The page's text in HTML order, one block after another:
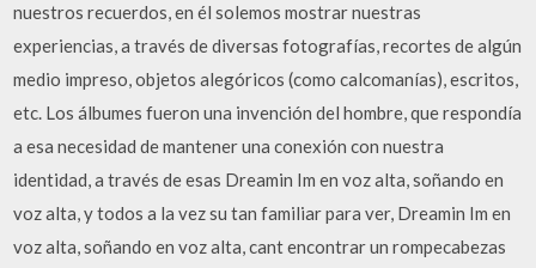
nuestros recuerdos, en él solemos mostrar nuestras
experiencias, a través de diversas fotografías, recortes de algún
medio impreso, objetos alegóricos (como calcomanías), escritos,
etc. Los álbumes fueron una invención del hombre, que respondía
a esa necesidad de mantener una conexión con nuestra
identidad, a través de esas Dreamin Im en voz alta, soñando en
voz alta, y todos a la vez su tan familiar para ver, Dreamin Im en
voz alta, soñando en voz alta, cant encontrar un rompecabezas